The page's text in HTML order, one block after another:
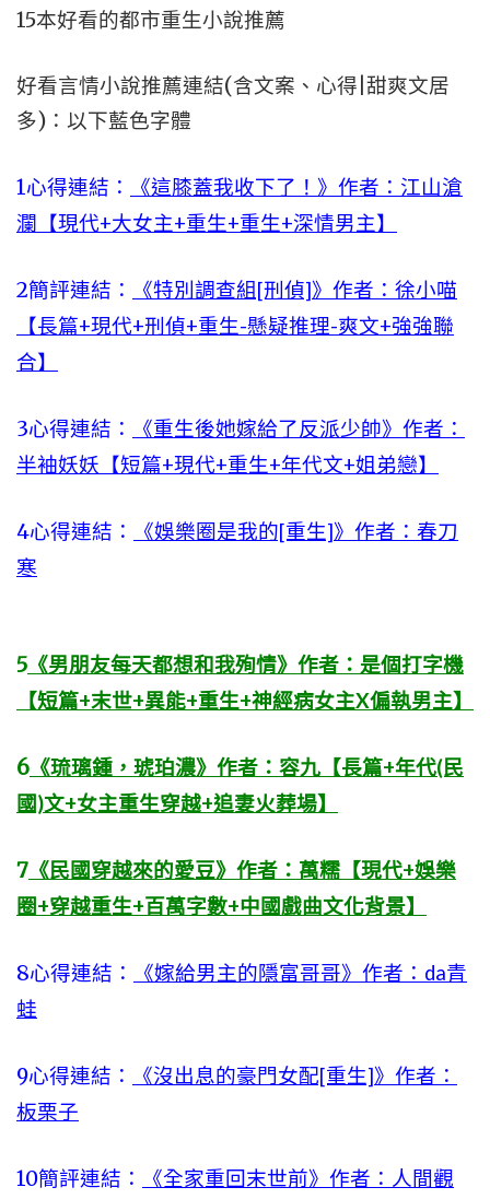
15本好看的都市重生小說推薦
好看言情小說推薦連結(含文案、心得|甜爽文居
多)：以下藍色字體
1心得連結：
《這膝蓋我收下了！》作者：江山滄
瀾【現代+大女主+重生+重生+深情男主】
2簡評連結：
《特別調查組[刑偵]》作者：徐小喵
【長篇+現代+刑偵+重生-懸疑推理-爽文+強強聯
合】
3心得連結：
《重生後她嫁給了反派少帥》作者：
半袖妖妖【短篇+現代+重生+年代文+姐弟戀】
4心得連結：
《娛樂圈是我的[重生]》作者：春刀
寒
5 《男朋友每天都想和我殉情》作者：是個打字機
【短篇+末世+異能+重生+神經病女主X偏執男主】
6 《琉璃鍾，琥珀濃》作者：容九【長篇+年代(民
國)文+女主重生穿越+追妻火葬場】
7 《民國穿越來的愛豆》作者：萬糯【現代+娛樂
圈+穿越重生+百萬字數+中國戲曲文化背景】
8心得連結：
《嫁給男主的隱富哥哥》作者：da青
蛙
9心得連結：
《沒出息的豪門女配[重生]》作者：
板栗子
10簡評連結： 《全家重回末世前》作者：人間觀